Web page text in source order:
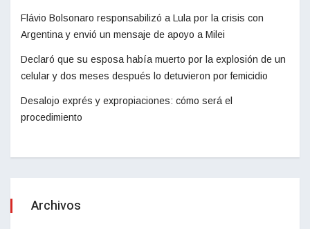
Flávio Bolsonaro responsabilizó a Lula por la crisis con
Argentina y envió un mensaje de apoyo a Milei
Declaró que su esposa había muerto por la explosión de un
celular y dos meses después lo detuvieron por femicidio
Desalojo exprés y expropiaciones: cómo será el
procedimiento
Archivos